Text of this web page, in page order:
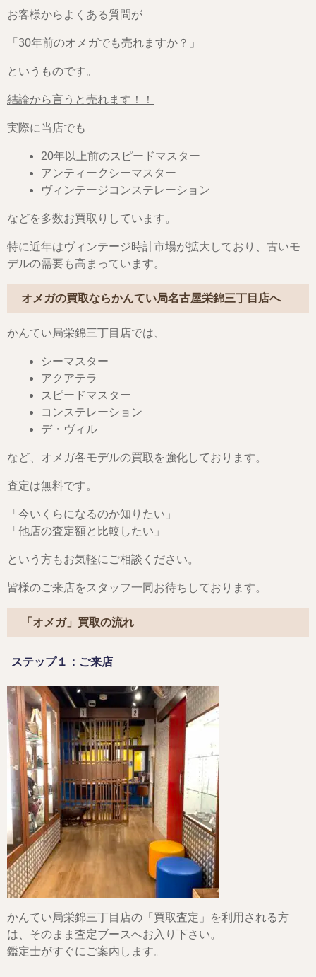
お客様からよくある質問が
「30年前のオメガでも売れますか？」
というものです。
結論から言うと売れます！！
実際に当店でも
20年以上前のスピードマスター
アンティークシーマスター
ヴィンテージコンステレーション
などを多数お買取りしています。
特に近年はヴィンテージ時計市場が拡大しており、古いモ
デルの需要も高まっています。
オメガの買取ならかんてい局名古屋栄錦三丁目店へ
かんてい局栄錦三丁目店では、
シーマスター
アクアテラ
スピードマスター
コンステレーション
デ・ヴィル
など、オメガ各モデルの買取を強化しております。
査定は無料です。
「今いくらになるのか知りたい」
「他店の査定額と比較したい」
という方もお気軽にご相談ください。
皆様のご来店をスタッフ一同お待ちしております。
「オメガ」買取の流れ
ステップ１：ご来店
かんてい局栄錦三丁目店の「買取査定」を利用される方
は、そのまま査定ブースへお入り下さい。
鑑定士がすぐにご案内します。